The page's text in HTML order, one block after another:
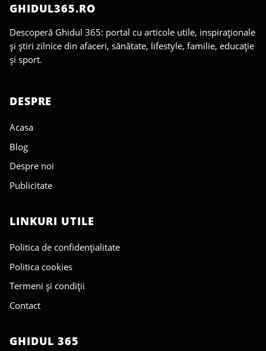
GHIDUL365.RO
Descoperă Ghidul 365: portal cu articole utile, inspiraționale
și știri zilnice din afaceri, sănătate, lifestyle, familie, educație
și sport.
DESPRE
Acasa
Blog
Despre noi
Publicitate
LINKURI UTILE
Politica de confidențialitate
Politica cookies
Termeni și condiții
Contact
GHIDUL 365